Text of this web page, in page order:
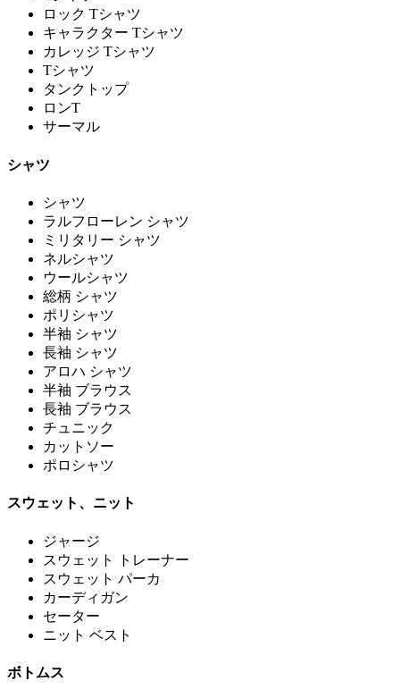
ロック Tシャツ
キャラクター Tシャツ
カレッジ Tシャツ
Tシャツ
タンクトップ
ロンT
サーマル
シャツ
シャツ
ラルフローレン シャツ
ミリタリー シャツ
ネルシャツ
ウールシャツ
総柄 シャツ
ポリシャツ
半袖 シャツ
長袖 シャツ
アロハ シャツ
半袖 ブラウス
長袖 ブラウス
チュニック
カットソー
ポロシャツ
スウェット、ニット
ジャージ
スウェット トレーナー
スウェット パーカ
カーディガン
セーター
ニット ベスト
ボトムス